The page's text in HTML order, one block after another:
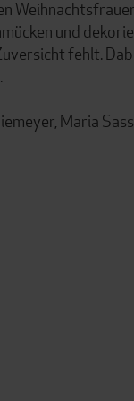
und
fehlt.
Maria